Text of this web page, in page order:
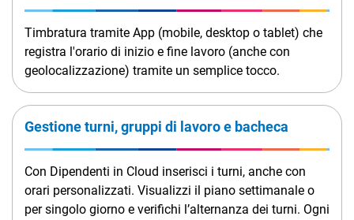
TeamSystem Corporate
TeamSystem Store
Timbratura tramite App (mobile, desktop o tablet) che
registra l'orario di inizio e fine lavoro (anche con
geolocalizzazione) tramite un semplice tocco​.
Gestione turni, gruppi di lavoro e bacheca
Con Dipendenti in Cloud inserisci i turni, anche con
orari personalizzati. Visualizzi il piano settimanale o
per singolo giorno e verifichi l’alternanza dei turni. Ogni